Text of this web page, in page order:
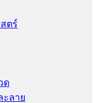
ตร์
ด
ะลาย